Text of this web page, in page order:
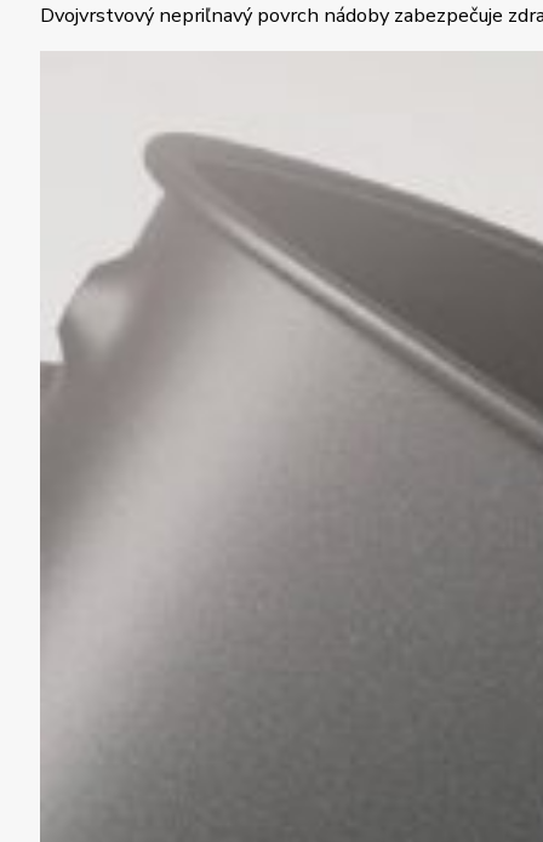
Dvojvrstvový nepriľnavý povrch nádoby zabezpečuje